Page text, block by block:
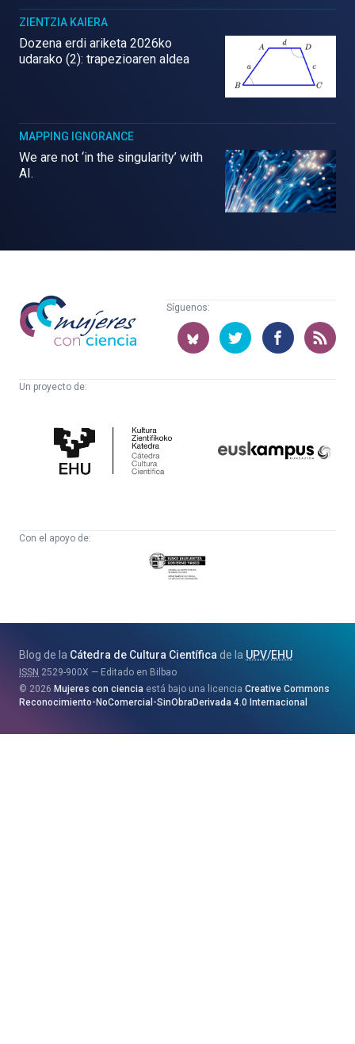
ZIENTZIA KAIERA
Dozena erdi ariketa 2026ko
udarako (2): trapezioaren aldea
MAPPING IGNORANCE
We are not ‘in the singularity’ with
AI.
Mujeres
con
ciencia
Síguenos:
Un proyecto de:
Cultura
Científica
Con el apoyo de:
Eusko
Jaurlaritza
eta
Berrikuntza
Saila
Blog de la Cátedra de Cultura Científica de la UPV/EHU
ISSN 2529-900X
Editado en Bilbao
2026 Mujeres con ciencia está bajo una licencia Creative Commons
Reconocimiento-NoComercial-SinObraDerivada 4.0 Internacional